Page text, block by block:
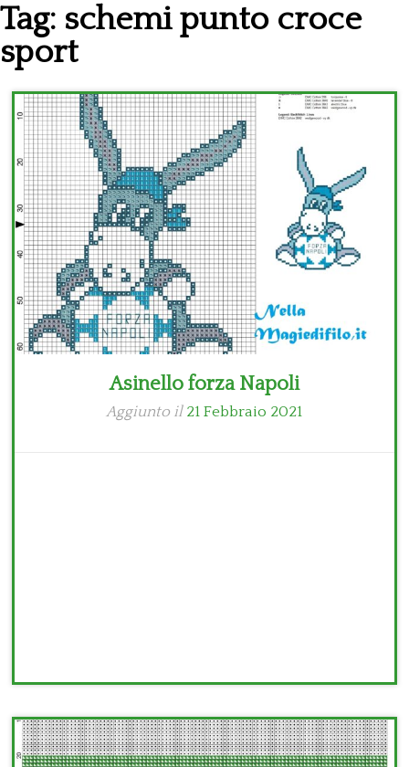
Ultimi schemi
Alfabeto
Bambini
Disney
Thun
Tag: schemi punto croce
sport
Asinello forza Napoli
Aggiunto il 21 Febbraio 2021